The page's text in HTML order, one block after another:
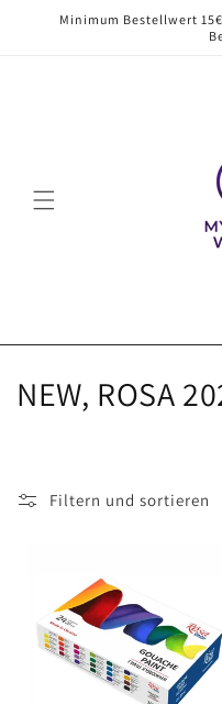
zumMinimum Bestellwert
K
e
NEW, ROSA
Filtern und sortieren